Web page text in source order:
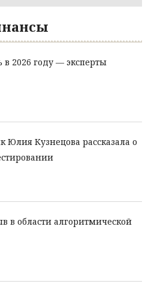
2026 году — эксперты
Кузнецова рассказала о
в области алгоритмической